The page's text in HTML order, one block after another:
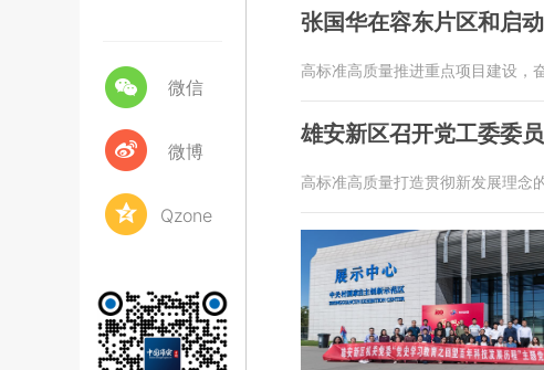
微信
微博
Qzone
张国华在容东片区和启
高标准高质量推进重点项目建设，
雄安新区召开党工委委
高标准高质量打造贯彻新发展理念